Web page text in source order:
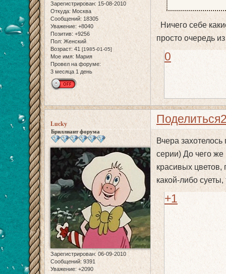
Зарегистрирован: 15-08-2010
Откуда: Москва
Сообщений: 18305
Уважение: +8040
Позитив: +9256
Пол: Женский
Возраст: 41 [1985-01-05]
Мое имя: Мария
Провел на форуме:
3 месяца 1 день
Ничего себе
просто очередь
0
Поделиться
Lucky
Бриллиант форума
Зарегистрирован: 06-09-2010
Сообщений: 9391
Уважение: +2090
Вчера
серии) До чего же
красивых
какой-либо
+1